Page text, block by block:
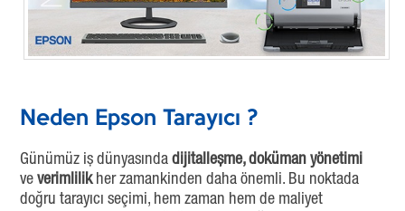
Neden Epson Tarayıcı ?
Günümüz iş dünyasındadijitalleşme, doküman yönetimi
veverimlilikher zamankinden daha önemli. Bu noktada
doğru tarayıcı seçimi, hem zaman hem de maliyet